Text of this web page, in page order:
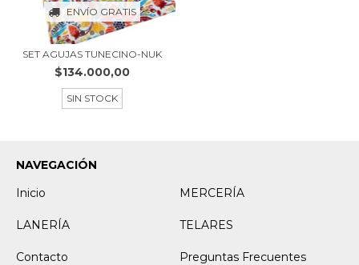
ENVÍO GRATIS
SET AGUJAS TUNECINO-NUK
$134.000,00
SIN STOCK
NAVEGACIÓN
Inicio
MERCERÍA
LANERÍA TELARES
Contacto Preguntas Frecuentes